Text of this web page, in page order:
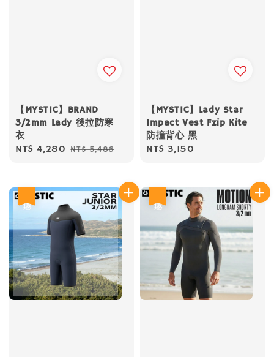
【MYSTIC】BRAND
3/2mm Lady 後拉防寒
衣
Sale
NT$ 4,280 Regular
NT$ 5,486
【MYSTIC】Lady Star
Impact Vest Fzip Kite
防撞背心 黑
Regular
NT$ 3,150